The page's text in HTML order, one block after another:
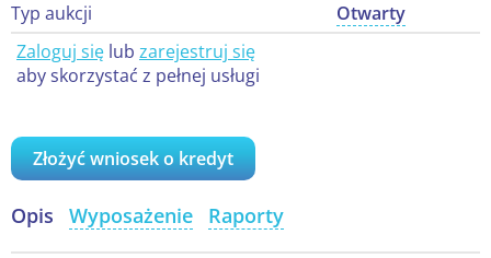
Typ aukcji
Otwarty
Zaloguj się lub zarejestruj się
aby skorzystać z pełnej usługi
Złożyć wniosek o kredyt
Opis Wyposażenie Raporty